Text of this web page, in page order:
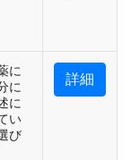
に
に
に
い
び
詳細